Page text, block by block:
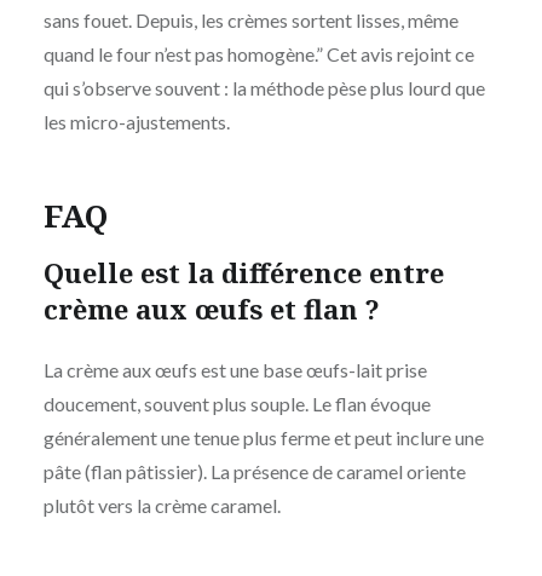
sans fouet. Depuis, les crèmes sortent lisses, même
quand le four n’est pas homogène.” Cet avis rejoint ce
qui s’observe souvent : la méthode pèse plus lourd que
les micro-ajustements.
FAQ
Quelle est la différence entre
crème aux œufs et flan ?
La crème aux œufs est une base œufs-lait prise
doucement, souvent plus souple. Le flan évoque
généralement une tenue plus ferme et peut inclure une
pâte (flan pâtissier). La présence de caramel oriente
plutôt vers la crème caramel.